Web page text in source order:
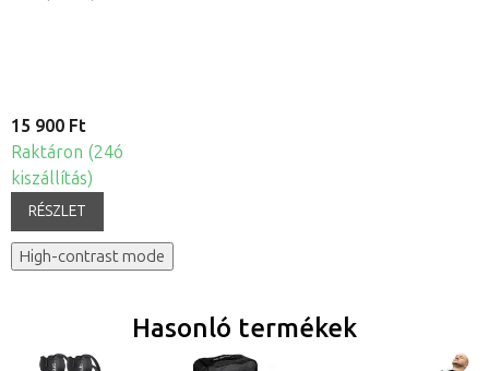
15 900 Ft
Raktáron (24ó
kiszállítás)
RÉSZLET
High-contrast mode
Hasonló termékek